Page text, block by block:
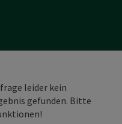
leider kein
gefunden. Bitte